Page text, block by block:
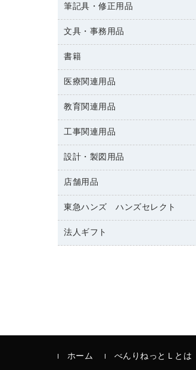
ティッシュペーパー
ダストボックス
タオル・アメニティ用品
スリッパ・サンダル・シューズ
スポーツ・レジャー用品
ゴミ袋
キッチン用品
懐中電灯・ライト
ＯＡタップ／延長コード
その他電子文具
伝票
典礼用品
帳簿
額縁
各種用紙
ルーズリーフ
名刺整理用品
板目表紙・綴込表紙
背幅が伸びるファイル
統一伝票用ファイル
収納保存用品
レターファイル
リングファイル
プレゼン用ファイル
ファイルボックス
パイプ式ファイル
その他ファイル
カードケース
筆記具・修正用品
万年筆
消しゴム
修正液・修正ペン
修正テープ
鉛筆
マーキングペン（油性）
マーキングペン（水性）
ボールペン（油性）
文具・事務用品
輪ゴム
両面テープ
名札
保管・整理用品
壁面／足元収納
備品／小物ケース
透明テープ 事務用
電話台
液体のり
印章用品
書籍
雑誌
パソコンソフト
医療関連用品
保健用品
使い捨て手袋
感染症対策用品
介護用品
医療関連用品
教育関連用品
教育関連用品
工事関連用品
工事関連用品
設計・製図用品
設計・製図用品
店舗用品
店舗運営用品
陳列什器
紙手提げ袋
ＰＯＰ用品
東急ハンズ ハンズセレクト
東急ハンズ
法人ギフト
ホーム べんりねっとＬとは